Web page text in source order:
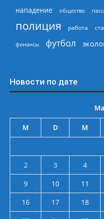
нападение
общество
полиция работа
финансы футбол
Новости по дате
M D M
2
3 4
9
10 11
16
17 18